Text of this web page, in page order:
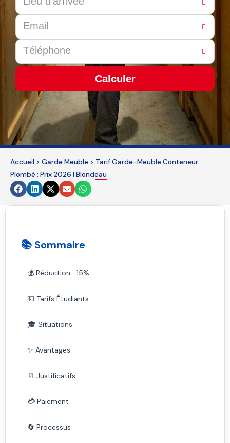
Calculer
This
field
should
be
left
blank
Accueil > Garde Meuble > Tarif Garde-Meuble Conteneur
Plombé : Prix 2026 | Blondeau
📚 Sommaire
💰 Réduction -15%
💵 Tarifs Étudiants
🎓 Situations
✨ Avantages
📄 Justificatifs
💳 Paiement
🔄 Processus